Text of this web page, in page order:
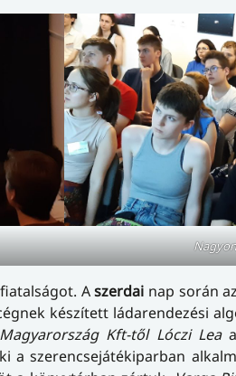
Aszerdai nap során
készített ládarendezési
Kft-től Lóczi Lea
a szerencsejátékiparban